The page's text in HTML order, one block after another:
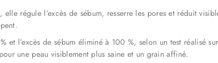
régule l’excès de sébum, resserre les pores et réduit
l’excès de sébum éliminé à 100 %, selon un test réalisé
une peau visiblement plus saine et un grain affiné.